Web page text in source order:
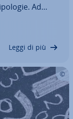
Ad
Leggi di più